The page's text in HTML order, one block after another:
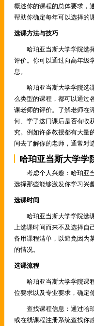
概述你的课程的总体要求，
帮助你确定每年可以选择的课
选课方法与技巧
哈珀亚当斯大学学院选择
评价。你可以通过向高年级
息。
哈珀亚当斯大学学院选课
么类型的课程，都可以通过
课老师的评价。了解老师在
何、学了这门课后是否有收
究。例如许多教授都有大量
间去了解你的老师，通常对
哈珀亚当斯大学学
考虑个人兴趣：哈珀亚当
选择那些能够激发你学习兴
选课时间
哈珀亚当斯大学学院选课
上选课时间而来不及选择自
备用课程清单，以避免因为
的情况。
选课流程
哈珀亚当斯大学学院课程
位要求以及专业要求，确定
查找课程信息：通过哈珀
或在线课程注册系统查找你